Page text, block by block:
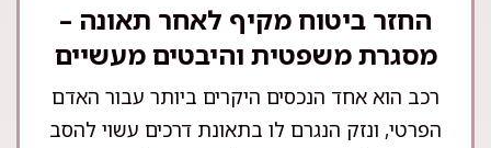
החזר ביטוח מקיף לאחר תאונה –
מסגרת משפטית והיבטים מעשיים
רכב הוא אחד הנכסים היקרים ביותר עבור האדם
הפרטי, ונזק הנגרם לו בתאונת דרכים עשוי להסב